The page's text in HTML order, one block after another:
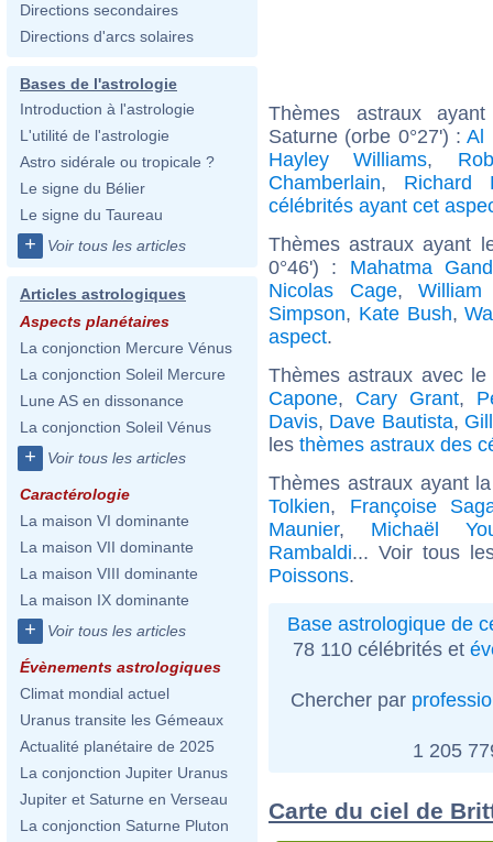
Directions secondaires
Directions d'arcs solaires
Bases de l'astrologie
Introduction à l'astrologie
L'utilité de l'astrologie
Astro sidérale ou tropicale ?
Le signe du Bélier
Le signe du Taureau
+ Voir tous les articles
Articles astrologiques
Aspects planétaires
La conjonction Mercure Vénus
La conjonction Soleil Mercure
Lune AS en dissonance
La conjonction Soleil Vénus
+ Voir tous les articles
Caractérologie
La maison VI dominante
La maison VII dominante
La maison VIII dominante
La maison IX dominante
+ Voir tous les articles
Évènements astrologiques
Climat mondial actuel
Uranus transite les Gémeaux
Actualité planétaire de 2025
La conjonction Jupiter Uranus
Jupiter et Saturne en Verseau
La conjonction Saturne Pluton
Thèmes astraux
Saturne (orbe 0°27') :Al
Hayley Williams,
Chamberlain, Richard
célébrités ayant cet
Thèmes astraux ayant
0°46') : Mahatma
Nicolas Cage, William
Simpson, Kate Bush,
aspect.
Thèmes astraux avec
Capone, Cary Grant,
Davis, Dave Bautista,
les thèmes astraux des
Thèmes astraux ayant
Tolkien, Françoise
Maunier, Michaël
Rambaldi... Voir tous
Poissons.
Base astrologique de
78 110 célébrités et
Chercher par
1 205
Carte du ciel de